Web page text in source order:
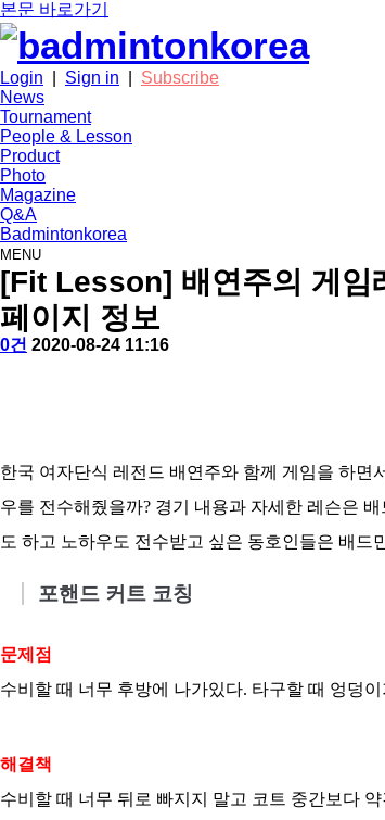
본문 바로가기
Login Sign in
Subscribe
News
Tournament
People & Lesson
Product
Photo
Magazine
Q&A
Badmintonkorea
MENU
people
[Fit Lesson] 배연주의 게임
페이지 정보
작
배
아
댓
0건 작
2020-08-24 11:16
한국 여자단식 레전드 배연주와 함께 게임을 하면
우를 전수해줬을까? 경기 내용과 자세한 레슨은
도 하고 노하우도 전수받고 싶은 동호인들은 배
포핸드 커트 코칭
문제점
수비할 때 너무 후방에 나가있다. 타구할 때 엉덩
해결책
수비할 때 너무 뒤로 빠지지 말고 코트 중간보다